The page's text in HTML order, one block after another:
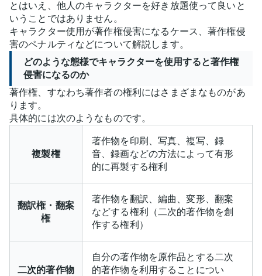
とはいえ、他人のキャラクターを好き放題使って良いと
いうことではありません。
キャラクター使用が著作権侵害になるケース、著作権侵
害のペナルティなどについて解説します。
どのような態様でキャラクターを使用すると著作権
侵害になるのか
著作権、すなわち著作者の権利にはさまざまなものがあ
ります。
具体的には次のようなものです。
複製権
著作物を印刷、写真、複写、録
音、録画などの方法によって有形
的に再製する権利
翻訳権・翻案
権
著作物を翻訳、編曲、変形、翻案
などする権利（二次的著作物を創
作する権利）
二次的著作物
自分の著作物を原作品とする二次
的著作物を利用することについ